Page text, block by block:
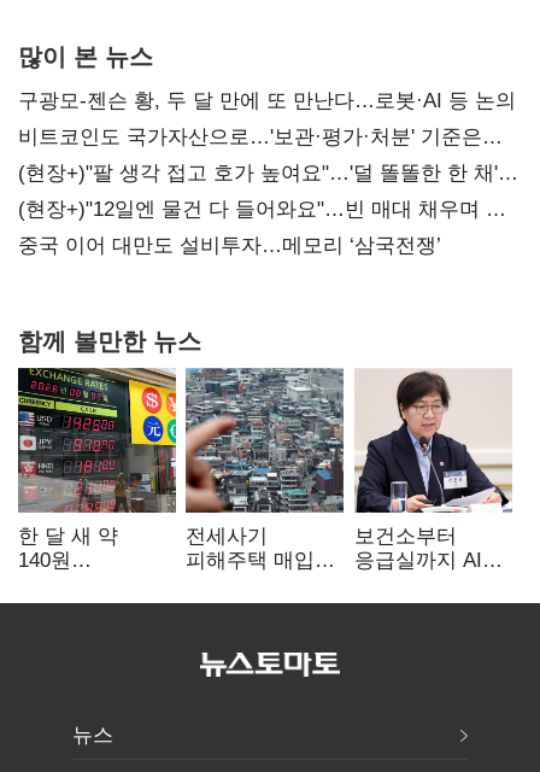
많이 본 뉴스
구광모-젠슨 황, 두 달 만에 또 만난다…로봇·AI 등 논의
비트코인도 국가자산으로…'보관·평가·처분' 기준은
숙제
(현장+)"팔 생각 접고 호가 높여요"…'덜 똘똘한 한 채'
20억 키맞추기
(현장+)"12일엔 물건 다 들어와요"…빈 매대 채우며 문
연 홈플러스
중국 이어 대만도 설비투자…메모리 ‘삼국전쟁’
함께 볼만한 뉴스
한 달 새 약
140원
엔저'에 원화
전세사기
피해주택 매입
누적 피해자
보건소부터
응급실까지 AI
혁신 본격화
뉴스